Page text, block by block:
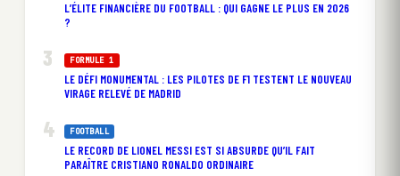
L’ÉLITE FINANCIÈRE DU FOOTBALL : QUI GAGNE LE PLUS EN 2026
?
FORMULE 1
LE DÉFI MONUMENTAL : LES PILOTES DE F1 TESTENT LE NOUVEAU
VIRAGE RELEVÉ DE MADRID
FOOTBALL
LE RECORD DE LIONEL MESSI EST SI ABSURDE QU’IL FAIT
PARAÎTRE CRISTIANO RONALDO ORDINAIRE